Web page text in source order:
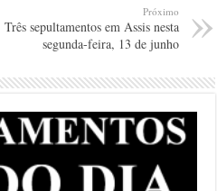
Próximo
Três sepultamentos em Assis nesta
segunda-feira, 13 de junho